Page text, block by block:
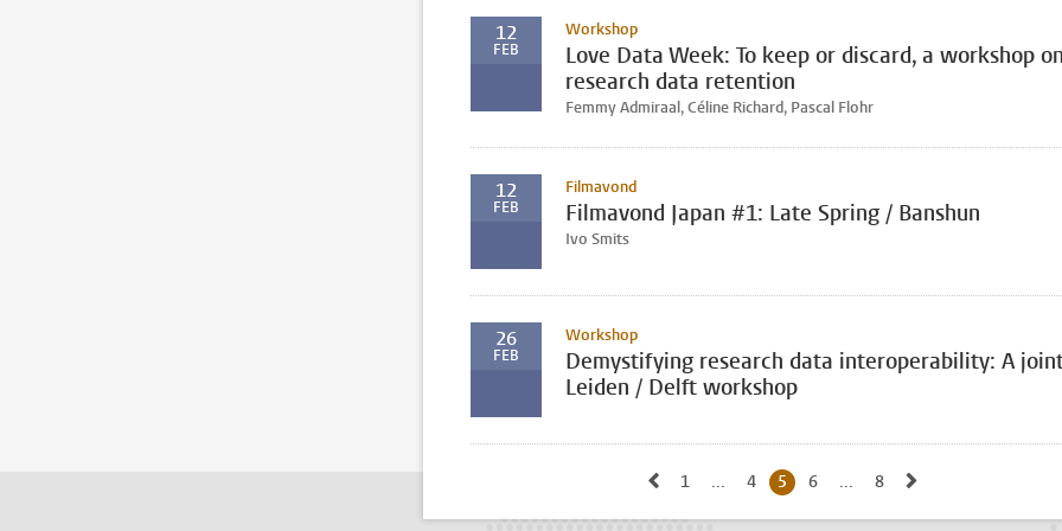
12
FEB
Workshop
Love Data Week: To keep or discard, a workshop
research data retention
Femmy Admiraal, Céline Richard, Pascal Flohr
12
FEB
Filmavond
Filmavond Japan #1: Late Spring / Banshun
Ivo Smits
26
FEB
Workshop
Demystifying research data interoperability: A
Leiden / Delft workshop
Naar vorige pagina, pagina 4
Naar eerste pagina, pagina
1 ... Naar pagina
4 Huidige pagina, pagina
5 Naar pagina
6 ... Naar laatste pagina,
8